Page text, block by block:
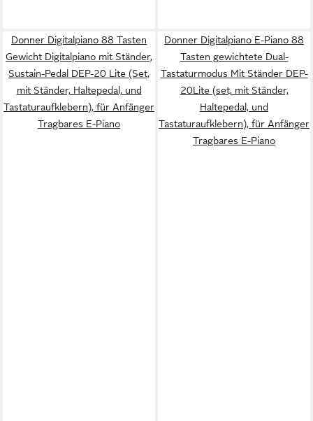
Donner Digitalpiano 88 Tasten
Gewicht Digitalpiano mit Ständer,
Sustain-Pedal DEP-20 Lite (Set,
mit Ständer, Haltepedal, und
Tastaturaufklebern), für Anfänger
Tragbares E-Piano
Donner Digitalpiano E-Piano 88
Tasten gewichtete Dual-
Tastaturmodus Mit Ständer DEP-
20Lite (set, mit Ständer,
Haltepedal, und
Tastaturaufklebern), für Anfänger
Tragbares E-Piano